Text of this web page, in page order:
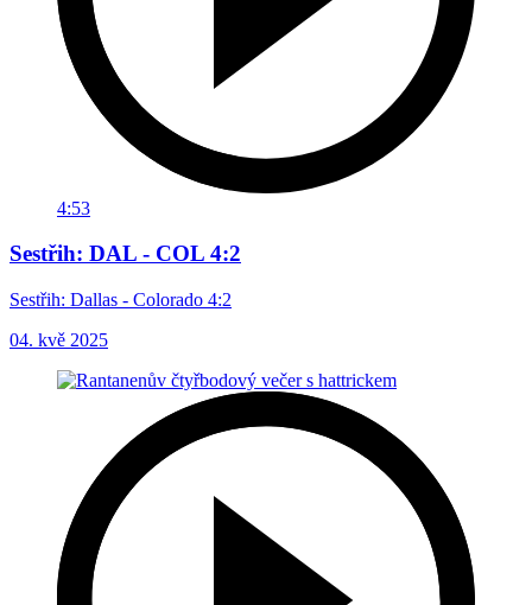
4:53
Sestřih: DAL - COL 4:2
Sestřih: Dallas - Colorado 4:2
04. kvě 2025